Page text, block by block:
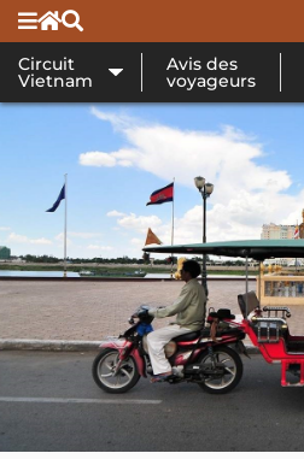
Circuit
Vietnam
Avis des
voyageurs